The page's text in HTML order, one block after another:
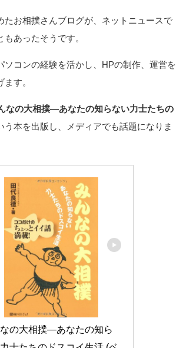
たお相撲さんブログが、ネットニュースで
あったそうです。
ソコンの経験を活かし、HPの制作、運営を
す。
なの大相撲―あなたの知らない力士たちの
う本を出版し、メディアでも話題になりま
の大相撲―あなたの知ら